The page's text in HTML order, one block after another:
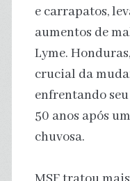
e carrapatos,
aumentos de
Lyme.
crucial da
enfrentando
50 anos após
chuvosa.